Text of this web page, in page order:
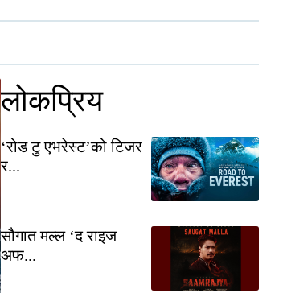
लोकप्रिय
‘रोड टु एभरेस्ट’को टिजर
र...
सौगात मल्ल ‘द राइज
अफ...